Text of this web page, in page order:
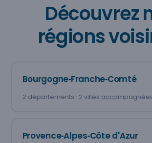
Découvrez
régions
Bourgogne‑Franche‑Comté
2 départements · 2 villes
Provence‑Alpes‑Côte d'Azur